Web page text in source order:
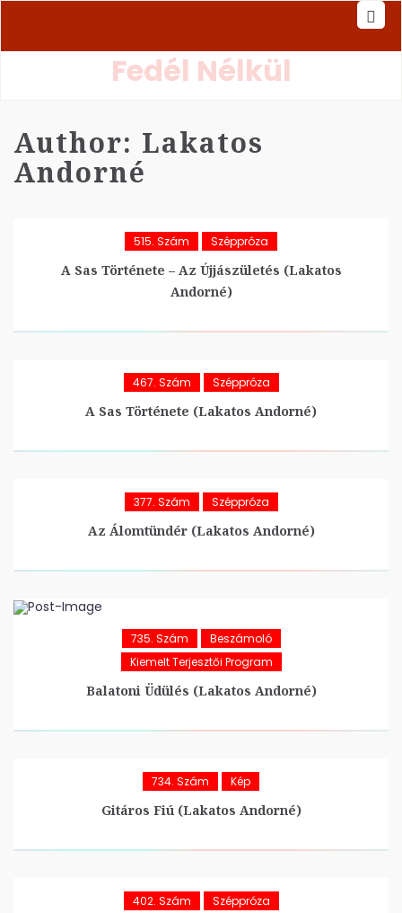
Fedél Nélkül
Author: Lakatos
Andorné
515. Szám Széppróza
A Sas Története – Az Újjászületés (Lakatos
Andorné)
467. Szám Széppróza
A Sas Története (Lakatos Andorné)
377. Szám Széppróza
Az Álomtündér (Lakatos Andorné)
735. Szám
Beszámoló
Kiemelt Terjesztői Program
Balatoni Üdülés (Lakatos Andorné)
734. Szám Kép
Gitáros Fiú (Lakatos Andorné)
402. Szám Széppróza